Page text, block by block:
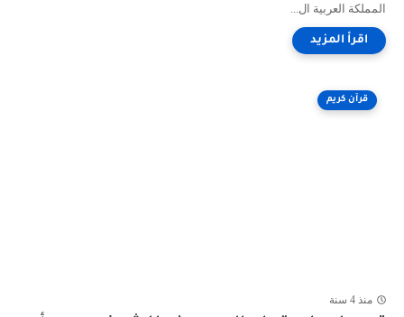
المملكة العربية ال...
قرآن كريم
منذ 4 سنة